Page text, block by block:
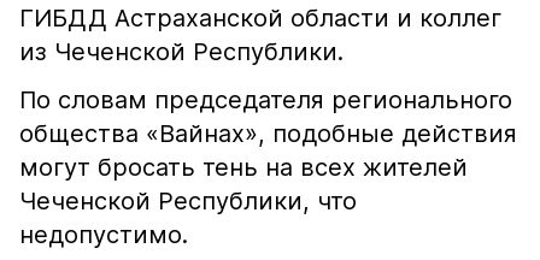
ГИБДД Астраханской области и коллег
из Чеченской Республики.
По словам председателя регионального
общества «Вайнах», подобные действия
могут бросать тень на всех жителей
Чеченской Республики, что
недопустимо.